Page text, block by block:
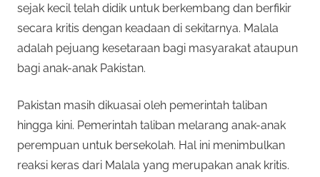
sejak kecil telah didik untuk berkembang dan berfikir
secara kritis dengan keadaan di sekitarnya. Malala
adalah pejuang kesetaraan bagi masyarakat ataupun
bagi anak-anak Pakistan.
Pakistan masih dikuasai oleh pemerintah taliban
hingga kini. Pemerintah taliban melarang anak-anak
perempuan untuk bersekolah. Hal ini menimbulkan
reaksi keras dari Malala yang merupakan anak kritis.